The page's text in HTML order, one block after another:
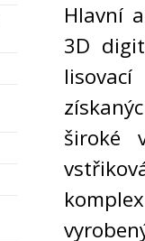
Hlavní
3D
široké